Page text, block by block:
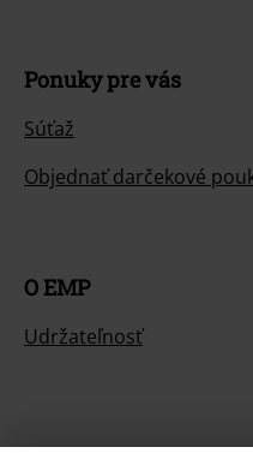
Ponuky pre vás
Súťaž
Objednať darčekové
O EMP
Udržateľnosť